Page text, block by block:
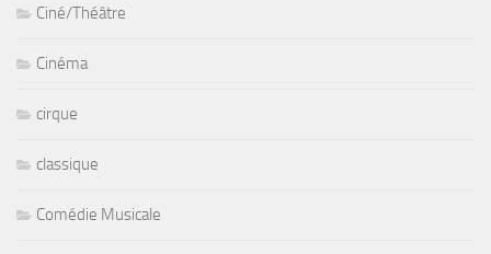
Ciné/Théâtre
Cinéma
cirque
classique
Comédie Musicale